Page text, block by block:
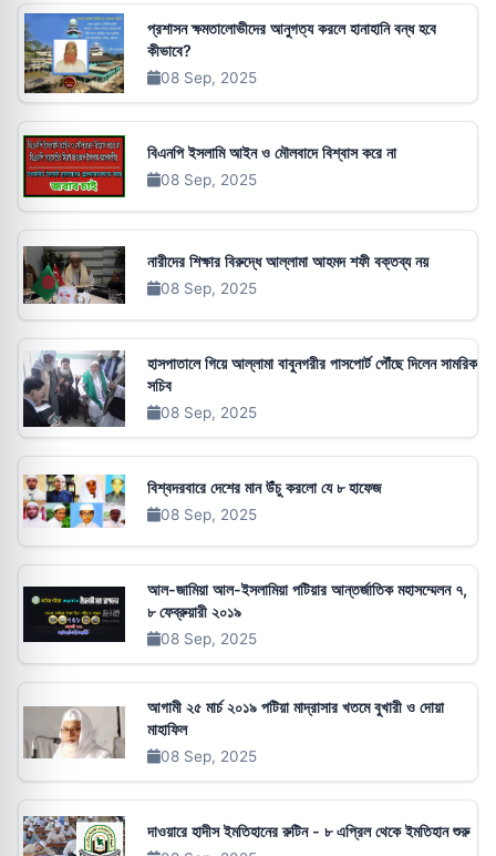
প্রশাসন ক্ষমতালোভীদের আনুগত্য করলে হানাহানি বন্ধ হবে
কীভাবে?
08 Sep, 2025
বিএনপি ইসলামি আইন ও মৌলবাদে বিশ্বাস করে না
08 Sep, 2025
নারীদের শিক্ষার বিরুদ্ধে আল্লামা আহমদ শফী বক্তব্য নয়
08 Sep, 2025
হাসপাতালে গিয়ে আল্লামা বাবুনগরীর পাসপোর্ট পৌঁছে দিলেন সামরিক
সচিব
08 Sep, 2025
বিশ্বদরবারে দেশের মান উঁচু করলো যে ৮ হাফেজ
08 Sep, 2025
আল-জামিয়া আল-ইসলামিয়া পটিয়ার আন্তর্জাতিক মহাসম্মেলন ৭,
৮ ফেব্রুয়ারী ২০১৯
08 Sep, 2025
আগামী ২৫ মার্চ ২০১৯ পটিয়া মাদ্রাসার খতমে বুখারী ও দোয়া
মাহাফিল
08 Sep, 2025
দাওয়ারে হাদীস ইমতিহানের রুটিন - ৮ এপ্রিল থেকে ইমতিহান শুরু